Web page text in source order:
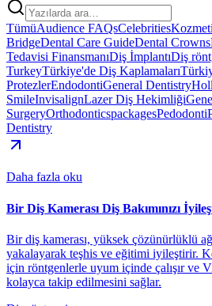
TümüAudience FAQsCelebrities
BridgeDental Care GuideDental Crowns
Tedavisi FinansmanıDiş İmplantıDiş
TurkeyTürkiye'de Diş Kaplamaları
ProtezlerEndodontiGeneral Dentistry
SmileInvisalignLazer Diş Hekimliği
SurgeryOrthodonticspackagesPedodonti
Dentistry
Daha fazla oku
Bir Diş Kamerası Diş Bakımınızı
Bir diş kamerası, yüksek çözünürlüklü
yakalayarak teşhis ve eğitimi iyileştirir.
için röntgenlerle uyum içinde çalışır ve
kolayca takip edilmesini sağlar.